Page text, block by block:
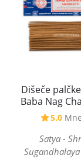
Dišeče
Baba Nag
g
5.0
Satya -
Sugandhalaya